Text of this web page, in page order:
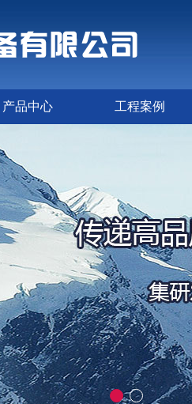
产品中心 工程案例